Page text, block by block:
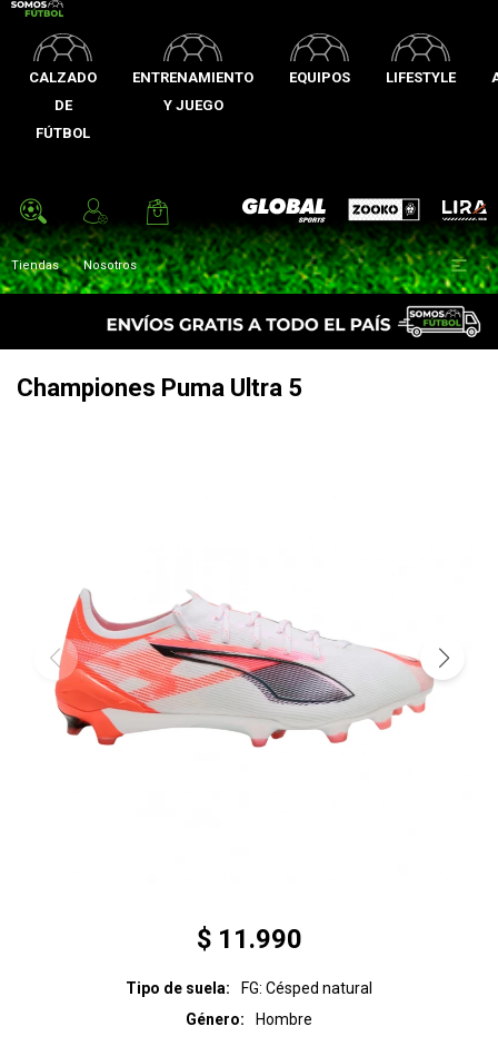
CALZADO
DE
FÚTBOL
ENTRENAMIENTO
Y JUEGO
EQUIPOS LIFESTYLE
Global Sports Zooko Lira
Tiendas Nosotros 
Championes Puma Ultra 5
$ 11.990
Tipo de suela
FG: Césped natural
Género
Hombre